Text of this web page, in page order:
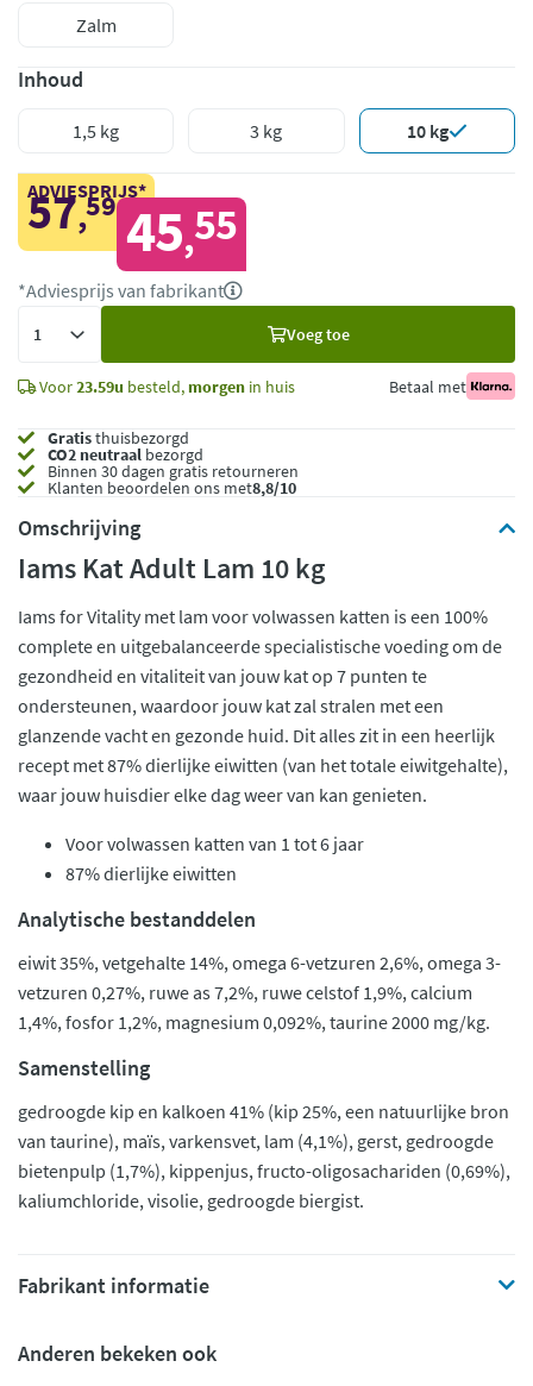
Zalm
Inhoud
1,5 kg 3 kg 10 kg
ADVIESPRIJS*
57,59 45,55
*Adviesprijs van fabrikant
Voeg toe
Voor23.59u besteld, morgen in huis Betaal met
Gratisthuisbezorgd
CO2 neutraal bezorgd
Binnen 30 dagen gratis retourneren
Klanten beoordelen ons met8,8/10
Omschrijving
Iams Kat Adult Lam 10 kg
Iams for Vitality met lam voor volwassen katten is een 100%
complete en uitgebalanceerde specialistische voeding om de
gezondheid en vitaliteit van jouw kat op 7 punten te
ondersteunen, waardoor jouw kat zal stralen met een
glanzende vacht en gezonde huid. Dit alles zit in een heerlijk
recept met 87% dierlijke eiwitten (van het totale eiwitgehalte),
waar jouw huisdier elke dag weer van kan genieten.
Voor volwassen katten van 1 tot 6 jaar
87% dierlijke eiwitten
Analytische bestanddelen
eiwit 35%, vetgehalte 14%, omega 6-vetzuren 2,6%, omega 3-
vetzuren 0,27%, ruwe as 7,2%, ruwe celstof 1,9%, calcium
1,4%, fosfor 1,2%, magnesium 0,092%, taurine 2000 mg/kg.
Samenstelling
gedroogde kip en kalkoen 41% (kip 25%, een natuurlijke bron
van taurine), maïs, varkensvet, lam (4,1%), gerst, gedroogde
bietenpulp (1,7%), kippenjus, fructo-oligosachariden (0,69%),
kaliumchloride, visolie, gedroogde biergist.
Fabrikant informatie
Anderen bekeken ook